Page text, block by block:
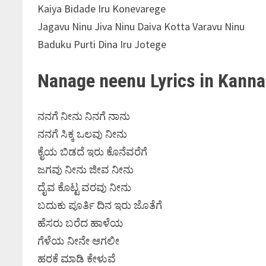
Kaiya Bidade Iru Konevarege
Jagavu Ninu Jiva Ninu Daiva Kotta Varavu Ninu
Baduku Purti Dina Iru Jotege
Nanage neenu Lyrics in
ನನಗೆ ನೀನು ನಿನಗೆ ನಾನು
ನನಗೆ ಸಿಕ್ಕ ಒಲವು ನೀನು
ಕೈಯ ಬಿಡದೆ ಇರು ಕೊನೆವರೆಗೆ
ಜಗವು ನೀನು ಜೀವ ನೀನು
ದೈವ ಕೊಟ್ಟ ವರವು ನೀನು
ಬದುಕು ಪೂರ್ತಿ ದಿನ ಇರು ಜೊತೆಗೆ
ಹೆಸರು ಬರೆದ ಹಾಳೆಯ
ಗೆಳೆಯ ನೀನೇ ಆಗಲೀ
ಹರಕೆ ಮಾಡಿ ಕೇಳುವೆ